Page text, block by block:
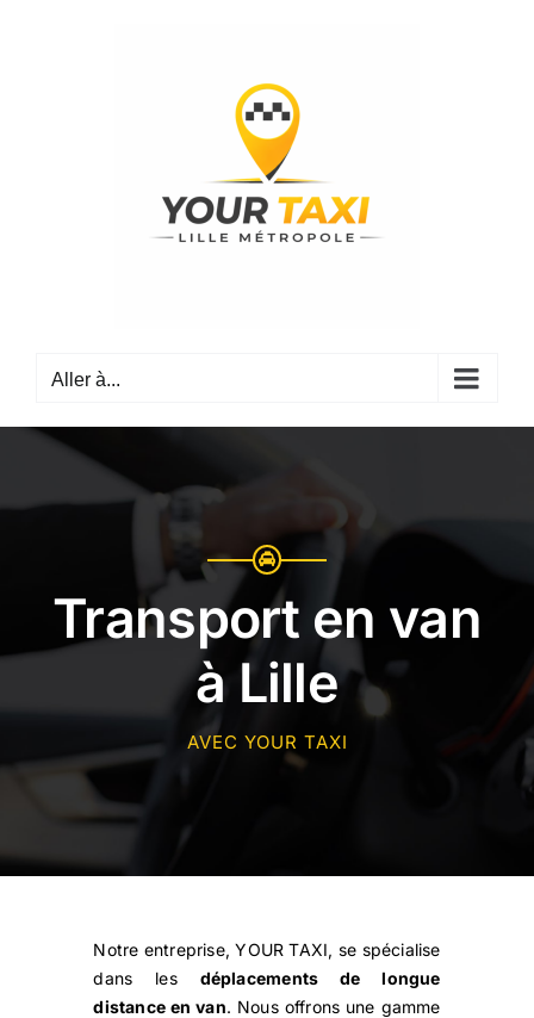
Aller à...
Transport en van
à Lille
AVEC YOUR TAXI
Notre entreprise, YOUR TAXI, se spécialise
dans les déplacements de longue
distance en van. Nous offrons une gamme